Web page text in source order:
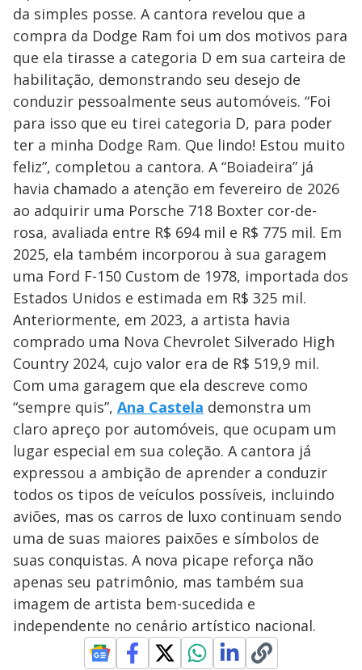
da simples posse. A cantora revelou que a
compra da Dodge Ram foi um dos motivos para
que ela tirasse a categoria D em sua carteira de
habilitação, demonstrando seu desejo de
conduzir pessoalmente seus automóveis. “Foi
para isso que eu tirei categoria D, para poder
ter a minha Dodge Ram. Que lindo! Estou muito
feliz”, completou a cantora. A “Boiadeira” já
havia chamado a atenção em fevereiro de 2026
ao adquirir uma Porsche 718 Boxter cor-de-
rosa, avaliada entre R$ 694 mil e R$ 775 mil. Em
2025, ela também incorporou à sua garagem
uma Ford F-150 Custom de 1978, importada dos
Estados Unidos e estimada em R$ 325 mil.
Anteriormente, em 2023, a artista havia
comprado uma Nova Chevrolet Silverado High
Country 2024, cujo valor era de R$ 519,9 mil.
Com uma garagem que ela descreve como
“sempre quis”, Ana Castela demonstra um
claro apreço por automóveis, que ocupam um
lugar especial em sua coleção. A cantora já
expressou a ambição de aprender a conduzir
todos os tipos de veículos possíveis, incluindo
aviões, mas os carros de luxo continuam sendo
uma de suas maiores paixões e símbolos de
suas conquistas. A nova picape reforça não
apenas seu patrimônio, mas também sua
imagem de artista bem-sucedida e
independente no cenário artístico nacional.